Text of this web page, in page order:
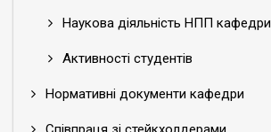
Наукова діяльність НПП кафедри
Активності студентів
Нормативні документи кафедри